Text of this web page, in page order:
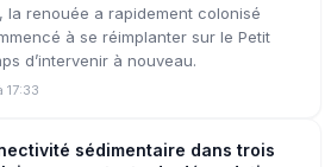
la renouée a rapidement colonisé
à se réimplanter sur le Petit
d’intervenir à nouveau.
sédimentaire dans trois